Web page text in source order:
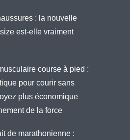
: la nouvelle
est-elle vraiment
course à pied :
pour courir sans
plus économique
de la force
de marathonienne :